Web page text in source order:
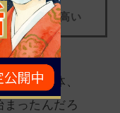
はリスクが高い
指輪自体、
ったんだろ